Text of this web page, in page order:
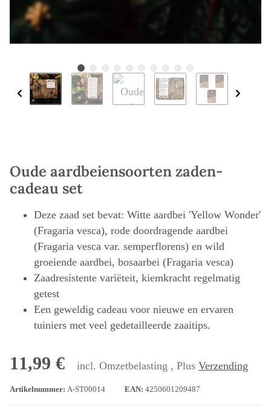
Oude aardbeiensoorten zaden-
cadeau set
Deze zaad set bevat: Witte aardbei 'Yellow Wonder'
(Fragaria vesca), rode doordragende aardbei
(Fragaria vesca var. semperflorens) en wild
groeiende aardbei, bosaarbei (Fragaria vesca)
Zaadresistente variëteit, kiemkracht regelmatig
getest
Een geweldig cadeau voor nieuwe en ervaren
tuiniers met veel gedetailleerde zaaitips.
11,99 € incl. Omzetbelasting , Plus Verzending
Artikelnummer: A-ST00014 EAN: 4250601209487